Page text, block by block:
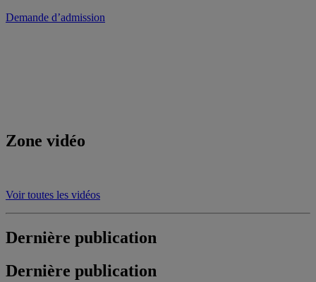
Demande d’admission
Zone vidéo
Voir toutes les vidéos
Dernière publication
Dernière publication